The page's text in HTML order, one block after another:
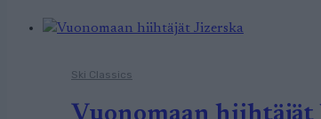
Ski Classics